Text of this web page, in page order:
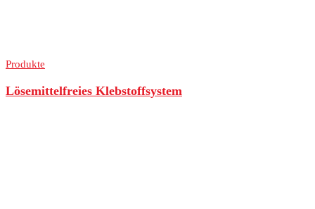
Produkte
Lösemittelfreies Klebstoffsystem